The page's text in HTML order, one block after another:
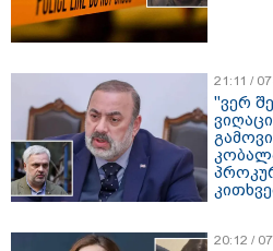
21:11 /
"ვერ
20:12 /